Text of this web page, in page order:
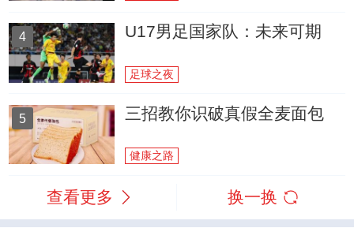
4 U17男足国家队：未来可期
足球之夜
5 三招教你识破真假全麦面包
健康之路
查看更多 换一换